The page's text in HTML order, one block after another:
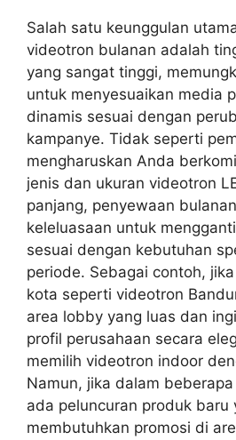
Salah satu keunggulan
videotron bulanan adalah
yang sangat tinggi,
untuk menyesuaikan media
dinamis sesuai dengan
kampanye. Tidak seperti
mengharuskan Anda
jenis dan ukuran videotron
panjang, penyewaan
keleluasaan untuk
sesuai dengan kebutuhan
periode. Sebagai contoh,
kota seperti videotron
area lobby yang luas dan
profil perusahaan secara
memilih videotron indoor
Namun, jika dalam
ada peluncuran produk baru
membutuhkan promosi di